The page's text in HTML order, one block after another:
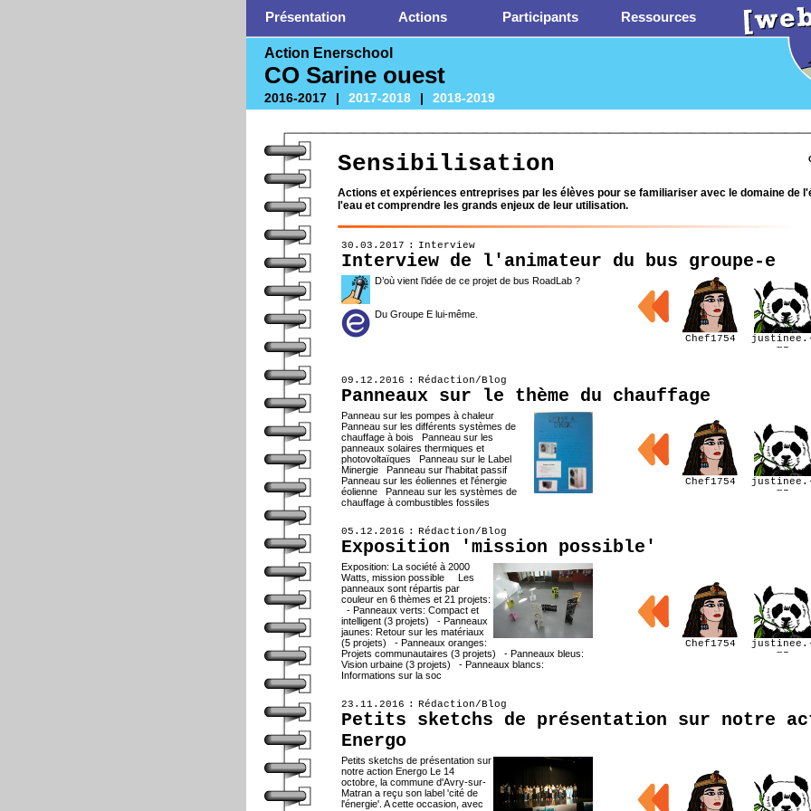
Présentation Actions Participants Ressources
Action Enerschool
CO Sarine ouest
2016-2017 | 2017-2018 | 2018-2019
Sensibilisation
Actions et expériences entreprises par les élèves pour se familiariser avec le domaine de
l'eau et comprendre les grands enjeux de leur utilisation.
30.03.2017 : Interview
Interview de l'animateur du bus groupe-e
D’où vient l’idée de ce projet de bus RoadLab ?
Du Groupe E lui-même.
Chef1754
mz
09.12.2016 : Rédaction/Blog
Panneaux sur le thème du chauffage
Panneau sur les pompes à chaleur
Panneau sur les différents systèmes de
chauffage à bois Panneau sur les
panneaux solaires thermiques et
photovoltaïques Panneau sur le Label
Minergie Panneau sur l'habitat passif
Panneau sur les éoliennes et l'énergie
éolienne Panneau sur les systèmes de
chauffage à combustibles fossiles
Chef1754
mz
05.12.2016 : Rédaction/Blog
Exposition 'mission possible'
Exposition: La société à 2000
Watts, mission possible Les
panneaux sont répartis par
couleur en 6 thèmes et 21 projets:
- Panneaux verts: Compact et
intelligent (3 projets) - Panneaux
jaunes: Retour sur les matériaux
(5 projets) - Panneaux oranges:
Projets communautaires (3 projets) - Panneaux bleus:
Vision urbaine (3 projets) - Panneaux blancs:
Informations sur la soc
Chef1754
mz
23.11.2016 : Rédaction/Blog
Petits sketchs de présentation sur notre
Energo
Petits sketchs de présentation sur
notre action Energo Le 14
octobre, la commune d'Avry-sur-
Matran a reçu son label 'cité de
l'énergie'. A cette occasion, avec